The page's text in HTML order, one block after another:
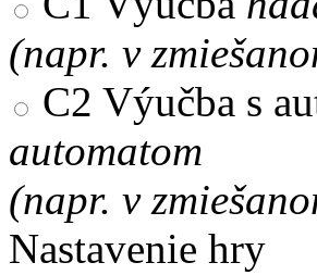
(napr. v
C2 Výučba s
automatom
(napr. v
Nastavenie hry